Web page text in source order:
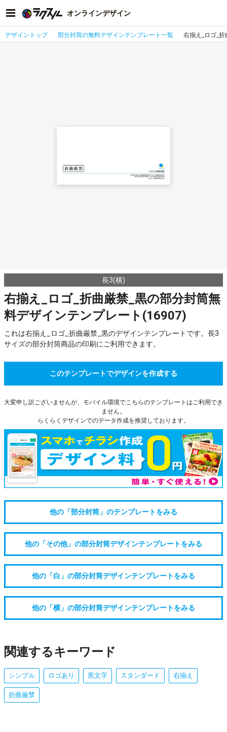
オンラインデザイン
デザイントップ 部分封筒の無料デザインテンプレート一覧 右揃え_ロゴ_折
長3(横)
右揃え_ロゴ_折曲厳禁_黒の部分封筒無
料デザインテンプレート(16907)
これは右揃え_ロゴ_折曲厳禁_黒のデザインテンプレートです。長3
サイズの部分封筒商品の印刷にご利用できます。
このテンプレートでデザインを作成する
大変申し訳ございませんが、モバイル環境でこちらのテンプレートはご利用でき
ません。
らくらくデザインでのデータ作成を推奨しております。
他の「部分封筒」のテンプレートをみる
他の「その他」の部分封筒デザインテンプレートをみる
他の「白」の部分封筒デザインテンプレートをみる
他の「横」の部分封筒デザインテンプレートをみる
関連するキーワード
シンプル ロゴあり 黒文字 スタンダード 右揃え
折曲厳禁